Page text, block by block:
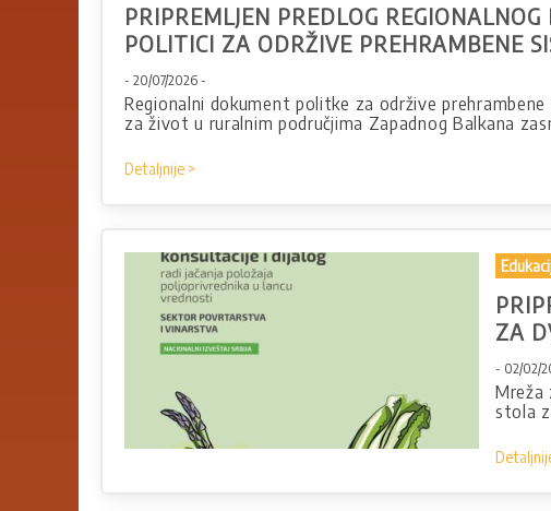
PRIPREMLJEN PREDLOG
POLITICI ZA ODRŽIVE PREHRAMBENE
- 20/07/2026 -
Regionalni dokument politke za održive
za život u ruralnim područjima Zapadnog Balkana
Detaljnije >
ZA
- 02/02/
Mreža
stola